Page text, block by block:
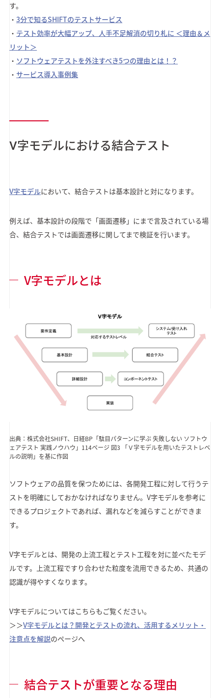
す。
・3分で知るSHIFTのテストサービス
・ テスト効率が大幅アップ、人手不足解消の切り札に ＜理由＆メ
リット＞
・ ソフトウェアテストを外注すべき5つの理由とは！？
・ サービス導入事例集
V字モデルにおける結合テスト
V字モデルにおいて、結合テストは基本設計と対になります。
例えば、基本設計の段階で「画面遷移」にまで言及されている場
合、結合テストでは画面遷移に関してまで検証を行います。
V字モデルとは
出典：株式会社SHIFT、日経BP「駄目パターンに学ぶ 失敗しない ソフトウ
ェアテスト 実践ノウハウ」114ページ 図3 「Ｖ字モデルを用いたテストレベ
ルの説明」を基に作図
ソフトウェアの品質を保つためには、各開発工程に対して行うテ
ストを明確にしておかなければなりません。V字モデルを参考に
できるプロジェクトであれば、漏れなどを減らすことができま
す。
V字モデルとは、開発の上流工程とテスト工程を対に並べたモデ
ルです。上流工程ですり合わせた粒度を流用できるため、共通の
認識が得やすくなります。
V字モデルについてはこちらもご覧ください。
＞＞V字モデルとは？開発とテストの流れ、活用するメリット・
注意点を解説のページへ
結合テストが重要となる理由